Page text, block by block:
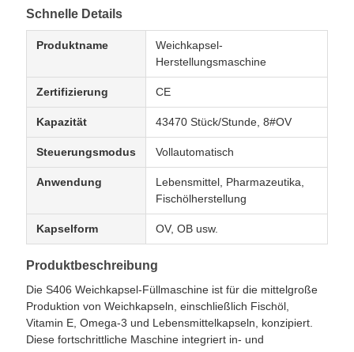
Schnelle Details
Produktname
Weichkapsel-
Herstellungsmaschine
Zertifizierung CE
Kapazität 43470 Stück/Stunde, 8#OV
Steuerungsmodus Vollautomatisch
Anwendung
Lebensmittel, Pharmazeutika,
Fischölherstellung
Kapselform OV, OB usw.
Produktbeschreibung
Die S406 Weichkapsel-Füllmaschine ist für die mittelgroße
Produktion von Weichkapseln, einschließlich Fischöl,
Vitamin E, Omega-3 und Lebensmittelkapseln, konzipiert.
Diese fortschrittliche Maschine integriert in- und